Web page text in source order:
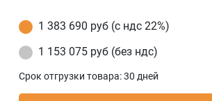
1 383 690 руб (с ндс 22%)
1 153 075 руб (без ндс)
Срок отгрузки товара:30 дней